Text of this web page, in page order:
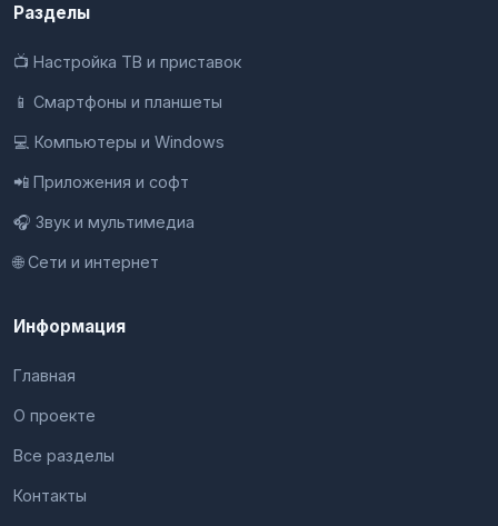
Разделы
📺 Настройка ТВ и приставок
📱 Смартфоны и планшеты
💻 Компьютеры и Windows
📲 Приложения и софт
🎧 Звук и мультимедиа
🌐 Сети и интернет
Информация
Главная
О проекте
Все разделы
Контакты